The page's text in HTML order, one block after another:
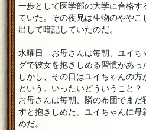
やつぎ
まだちょっとだけ続くんじゃ、
出題ありがとうございました
ゃいました！土曜朝のEテレは
すよ！(関東圏以外は編成違うかもで
だんご部長
>>コンビニおにぎりさん フ
ていないのです……[18年07月
コンビニおにぎり
一歩として医学部の大学に合格す
ていた。その夜兄は生物のやや
出して暗記していたのだ。
水曜日 お母さんは毎朝、ユイち
グで彼女を抱きしめる習慣があっ
しかし、その日はユイちゃんの
という。いったいどういうこと？
お母さんは毎朝、隣の布団でまだ
すと抱きしめた。ユイちゃんに母
めだ。